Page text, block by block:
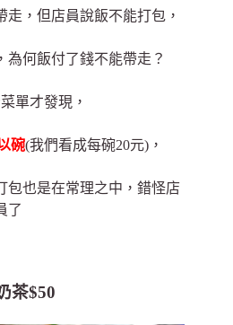
，但店員說飯不能打包，
為何飯付了錢不能帶走？
單才發現，
碗(我們看成每碗20元)，
包也是在常理之中，錯怪店
了
茶$50